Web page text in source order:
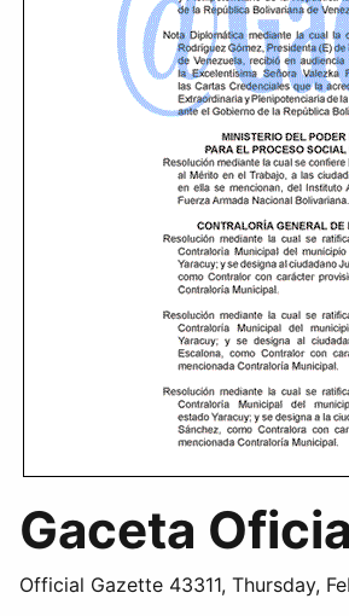
Gaceta
Official Gazette 43311, Thursday,